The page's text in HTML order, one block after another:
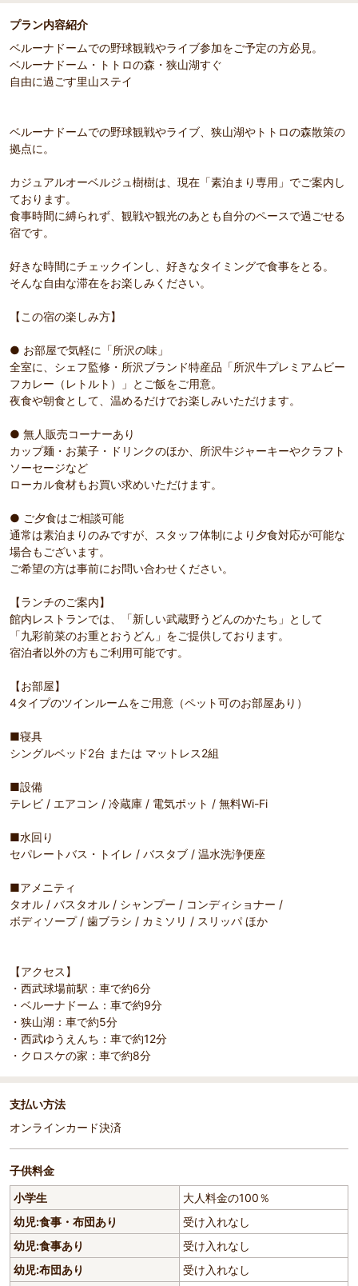
プラン内容紹介
ベルーナドームでの野球観戦やライブ参加をご予定の方必見。
ベルーナドーム・トトロの森・狭山湖すぐ
自由に過ごす里山ステイ
ベルーナドームでの野球観戦やライブ、狭山湖やトトロの森散策の
拠点に。
カジュアルオーベルジュ樹樹は、現在「素泊まり専用」でご案内し
ております。
食事時間に縛られず、観戦や観光のあとも自分のペースで過ごせる
宿です。
好きな時間にチェックインし、好きなタイミングで食事をとる。
そんな自由な滞在をお楽しみください。
【この宿の楽しみ方】
● お部屋で気軽に「所沢の味」
全室に、シェフ監修・所沢ブランド特産品「所沢牛プレミアムビー
フカレー（レトルト）」とご飯をご用意。
夜食や朝食として、温めるだけでお楽しみいただけます。
● 無人販売コーナーあり
カップ麺・お菓子・ドリンクのほか、所沢牛ジャーキーやクラフト
ソーセージなど
ローカル食材もお買い求めいただけます。
● ご夕食はご相談可能
通常は素泊まりのみですが、スタッフ体制により夕食対応が可能な
場合もございます。
ご希望の方は事前にお問い合わせください。
【ランチのご案内】
館内レストランでは、「新しい武蔵野うどんのかたち」として
「九彩前菜のお重とおうどん」をご提供しております。
宿泊者以外の方もご利用可能です。
【お部屋】
4タイプのツインルームをご用意（ペット可のお部屋あり）
■寝具
シングルベッド2台 または マットレス2組
■設備
テレビ / エアコン / 冷蔵庫 / 電気ポット / 無料Wi-Fi
■水回り
セパレートバス・トイレ / バスタブ / 温水洗浄便座
■アメニティ
タオル / バスタオル / シャンプー / コンディショナー /
ボディソープ / 歯ブラシ / カミソリ / スリッパ ほか
【アクセス】
・西武球場前駅：車で約6分
・ベルーナドーム：車で約9分
・狭山湖：車で約5分
・西武ゆうえんち：車で約12分
・クロスケの家：車で約8分
支払い方法
オンラインカード決済
子供料金
小学生
大人料金の100％
幼児:食事・布団あり
受け入れなし
幼児:食事あり
受け入れなし
幼児:布団あり
受け入れなし
部屋詳細
・【客室／ツイン】窓から自然の光が差し込み、目覚め